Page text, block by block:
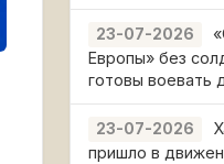
23-07-2026
Европы» без
готовы воевать
23-07-2026
пришло в